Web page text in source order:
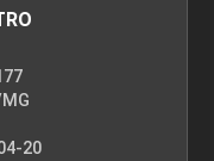
20